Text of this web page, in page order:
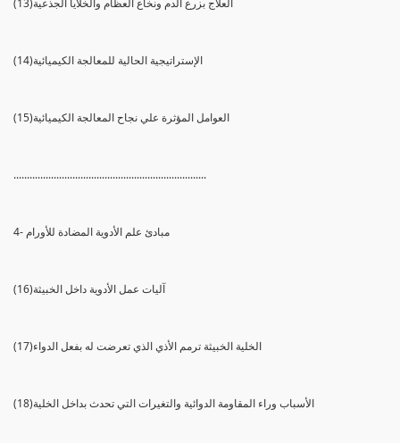
(14)الإستراتيجية الحالية للمعالجة الكيميائية
(15)العوامل المؤثرة علي نجاح المعالجة الكيميائية
........................................................................
4- مبادئ علم الأدوية المضادة للأورام
(16)آليات عمل الأدوية داخل الخبيثة
(17)الخلية الخبيثة ترمم الأذي الذي تعرضت له بفعل الدواء
(18)الأسباب وراء المقاومة الدوائية والتغيرات التي تحدث بداخل الخلية